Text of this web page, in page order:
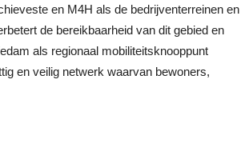
en M4H als de bedrijventerreinen en
de bereikbaarheid van dit gebied en
als regionaal mobiliteitsknooppunt
en veilig netwerk waarvan bewoners,